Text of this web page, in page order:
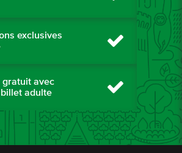
exclusives
gratuit avec
adulte